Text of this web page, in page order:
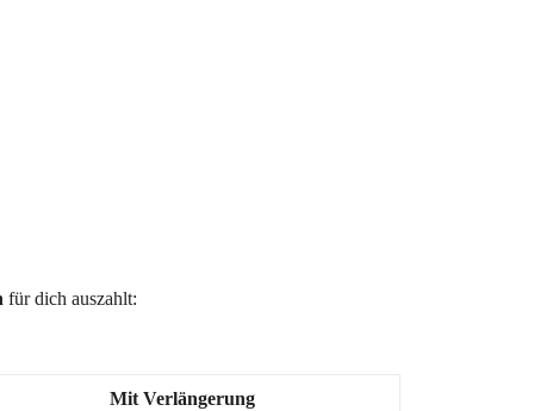
für dich auszahlt:
Mit Verlängerung